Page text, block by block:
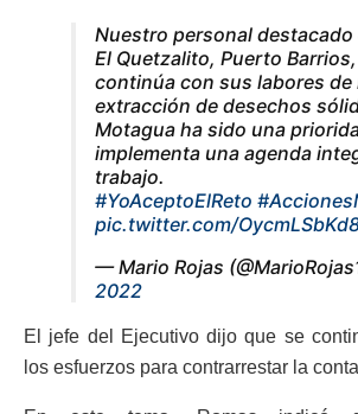
Nuestro personal destacado
El Quetzalito, Puerto
continúa con sus labores
extracción de desechos
Motagua ha sido una
implementa una agenda
trabajo.
#YoAceptoElReto
pic.twitter.com/
— Mario Rojas
2022
El jefe del Ejecutivo dijo que se
los esfuerzos para contrarrestar la